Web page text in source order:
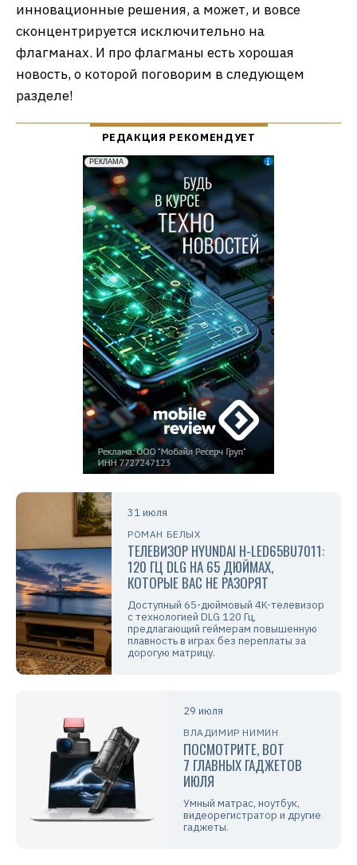
инновационные решения, а может, и вовсе
сконцентрируется исключительно на
флагманах. И про флагманы есть хорошая
новость, о которой поговорим в следующем
разделе!
31 июля
РОМАН БЕЛЫХ
ТЕЛЕВИЗОР HYUNDAI H-LED65BU7011:
120 ГЦ DLG НА 65 ДЮЙМАХ,
КОТОРЫЕ ВАС НЕ РАЗОРЯТ
Доступный 65-дюймовый 4K-телевизор
с технологией DLG 120 Гц,
предлагающий геймерам повышенную
плавность в играх без переплаты за
дорогую матрицу.
29 июля
ВЛАДИМИР НИМИН
ПОСМОТРИТЕ, ВОТ
7 ГЛАВНЫХ ГАДЖЕТОВ
ИЮЛЯ
Умный матрас, ноутбук,
видеорегистратор и другие
гаджеты.